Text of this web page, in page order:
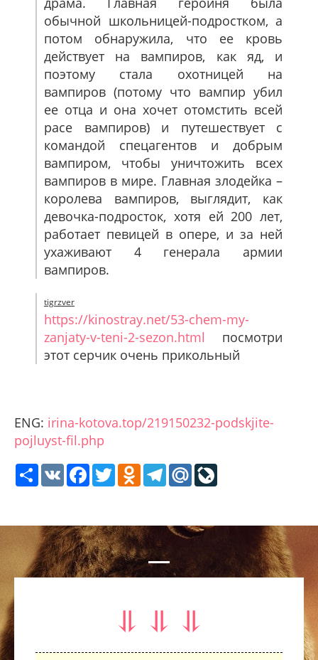
обычной школьницей-подростком, а
потом обнаружила, что ее кровь
действует на вампиров, как яд, и
поэтому стала охотницей на
вампиров (потому что вампир убил
ее отца и она хочет отомстить всей
расе вампиров) и путешествует с
командой спецагентов и добрым
вампиром, чтобы уничтожить всех
вампиров в мире. Главная злодейка –
королева вампиров, выглядит, как
девочка-подросток, хотя ей 200 лет,
работает певицей в опере, и за ней
ухаживают 4 генерала армии
вампиров.
tigrzver
https://kinostray.net/53-chem-my-
zanjaty-v-teni-2-sezon.html посмотри
этот серчик очень прикольный
ENG: irina-kotova.top/219150232-podskjite-
pojluyst-fil.php
ShareVK Facebook
TwitterOdnoklassniki
Telegram
Mail.Ru
⥥ ⥥ ⥥